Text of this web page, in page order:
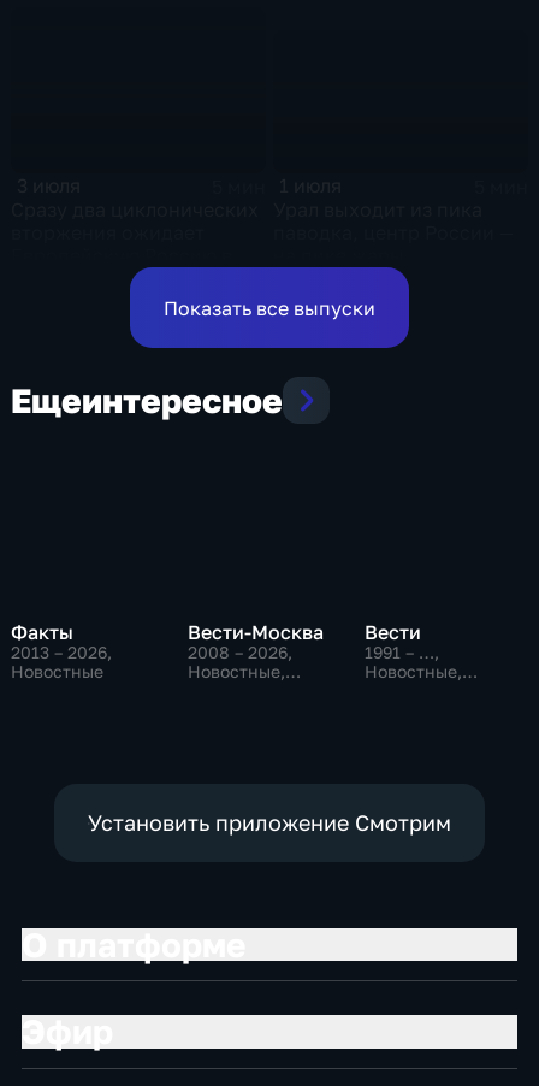
оставшиеся дни недели
Показать все выпуски
Ещеинтересное
Факты
2013 – 2026,
Новостные
Вести-Москва
2008 – 2026,
Новостные,
Вести
1991 – …,
Новостные,
Установить приложение Смотрим